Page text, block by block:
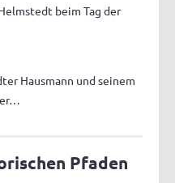
beim Tag der
Hausmann und seinem
Pfaden